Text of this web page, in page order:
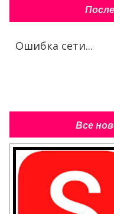
Ошибка сети...
Все